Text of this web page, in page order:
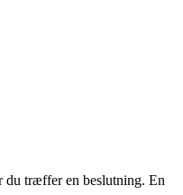
du træffer en beslutning. En